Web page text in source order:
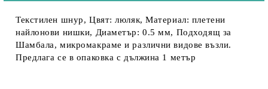
Текстилен шнур, Цвят: люляк, Материал: плетени
найлонови нишки, Диаметър: 0.5 мм, Подходящ за
Шамбала, микромакраме и различни видове възли.
Предлага се в опаковка с дължина 1 метър